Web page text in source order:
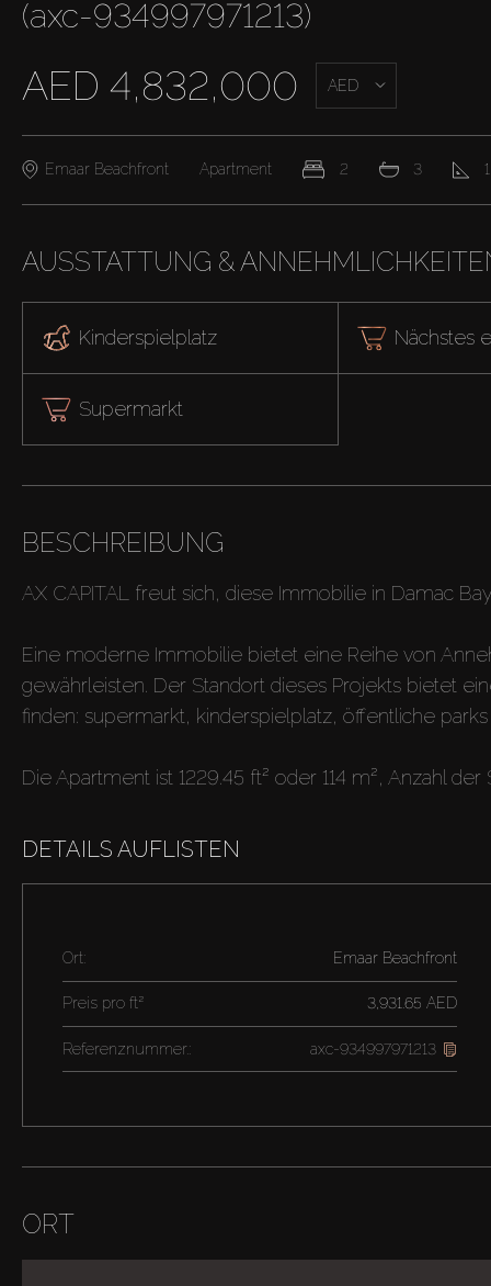
(axc-934997971213)
AED 4,832,000 AED
Emaar Beachfront Apartment 2 3
AUSSTATTUNG &
Kinderspielplatz Nächstes
Supermarkt
BESCHREIBUNG
AX CAPITAL freut sich, diese Immobilie in Damac
Eine moderne Immobilie bietet eine Reihe von
gewährleisten. Der Standort dieses Projekts bietet
finden: supermarkt, kinderspielplatz, öffentliche
Die Apartment ist 1229.45 ft² oder 114 m², Anzahl
DETAILS AUFLISTEN
Ort: Emaar Beachfront
Preis pro ft² 3,931.65 AED
Referenznummer.: axc-934997971213
ORT